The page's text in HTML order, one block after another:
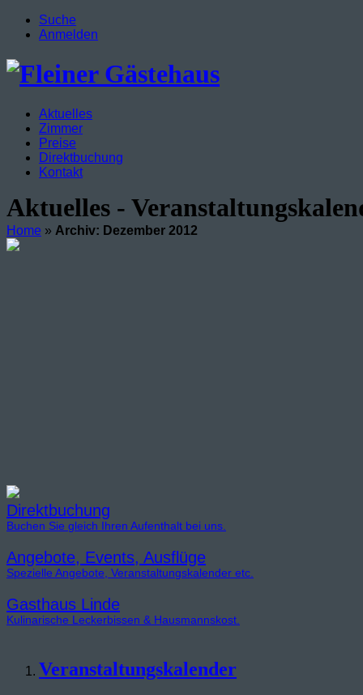
Suche
Anmelden
Aktuelles
Zimmer
Preise
Direktbuchung
Kontakt
Aktuelles -
Home » Archiv: Dezember 2012
Direktbuchung
Buchen Sie gleich Ihren Aufenthalt bei uns.
Angebote, Events, Ausflüge
Spezielle Angebote, Veranstaltungskalender etc.
Gasthaus Linde
Kulinarische Leckerbissen & Hausmannskost.
Veranstaltungskalender